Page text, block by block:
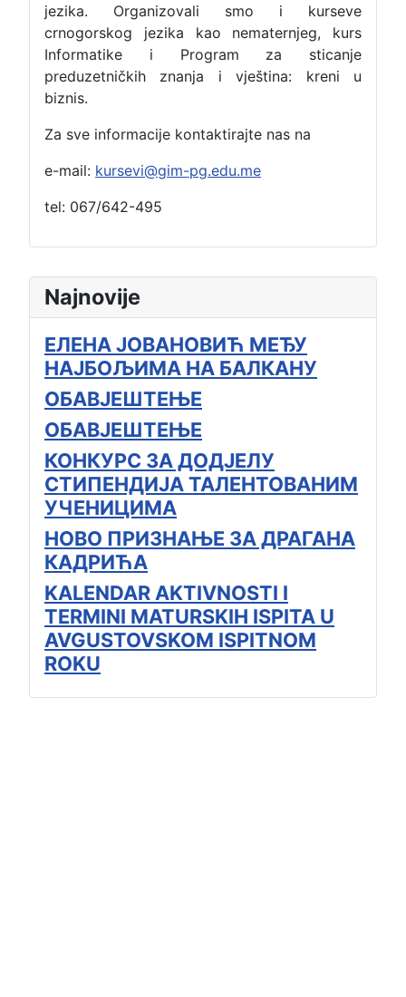
Najnovije
ЕЛЕНА ЈОВАНОВИЋ МЕЂУ
НАЈБОЉИМА НА БАЛКАНУ
ОБАВЈЕШТЕЊЕ
ОБАВЈЕШТЕЊЕ
КОНКУРС ЗА ДОДЈЕЛУ
СТИПЕНДИЈА ТАЛЕНТОВАНИМ
УЧЕНИЦИМА
НОВО ПРИЗНАЊЕ ЗА ДРАГАНА
КАДРИЋА
KALENDAR AKTIVNOSTI I
TERMINI MATURSKIH ISPITA U
AVGUSTOVSKOM ISPITNOM
ROKU
jezika. Organizovali smo i kurseve
crnogorskog jezika kao nematernjeg, kurs
Informatike i Program za sticanje
preduzetničkih znanja i vještina: kreni u
biznis.
Za sve informacije kontaktirajte nas na
e-mail: kursevi@gim-pg.edu.me
tel: 067/642-495